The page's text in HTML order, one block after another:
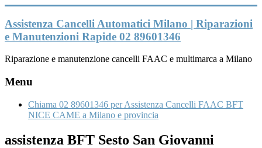
al
contenuto
Assistenza Cancelli Automatici Milano | Riparazioni
e Manutenzioni Rapide 02 89601346
Riparazione e manutenzione cancelli FAAC e multimarca a Milano
Menu
Chiama 02 89601346 per Assistenza Cancelli FAAC BFT
NICE CAME a Milano e provincia
assistenza BFT Sesto San Giovanni